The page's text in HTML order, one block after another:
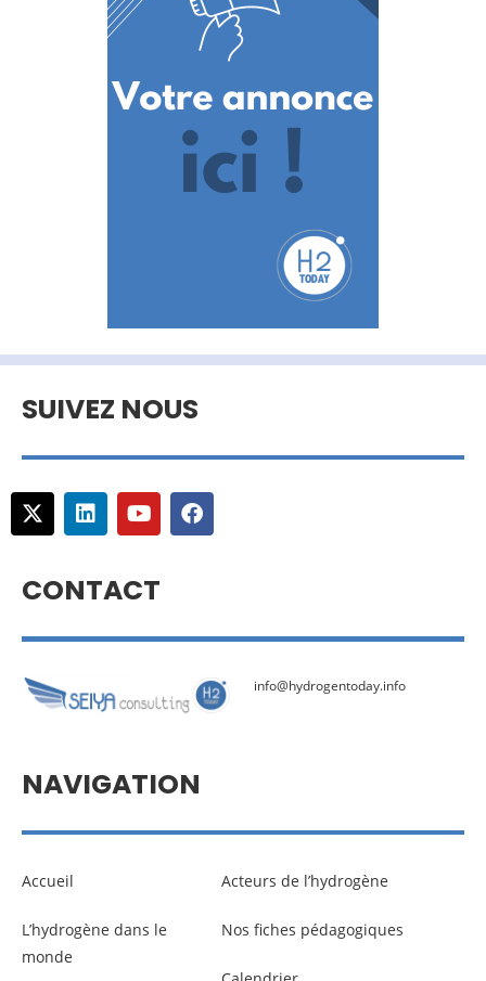
SUIVEZ NOUS
CONTACT
info@hydrogentoday.info
NAVIGATION
Accueil
L’hydrogène dans le
monde
Acteurs de l’hydrogène
Nos fiches pédagogiques